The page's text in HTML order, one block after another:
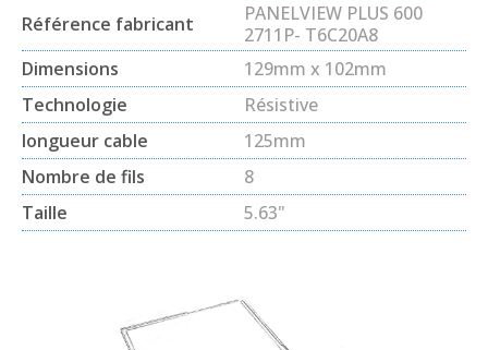
Référence fabricant
PANELVIEW PLUS 600
2711P- T6C20A8
Dimensions
129mm x 102mm
Technologie
Résistive
longueur cable
125mm
Nombre de fils
8
Taille
5.63"